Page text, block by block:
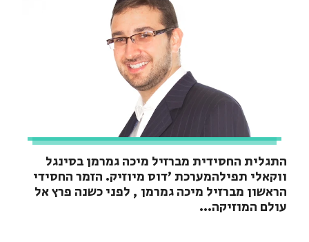
התגלית החסידית מברזיל מיכה גמרמן בסינגל
ווקאלי תפילהמערכת 'דוס מיוזיק. הזמר החסידי
הראשון מברזיל מיכה גמרמן , לפני כשנה פרץ אל
עולם המוזיקה...